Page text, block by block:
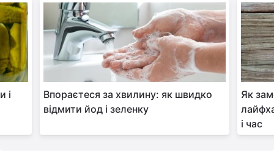
і
Впораєтеся за хвилину: як швидко
відмити йод і зеленку
Як
і час